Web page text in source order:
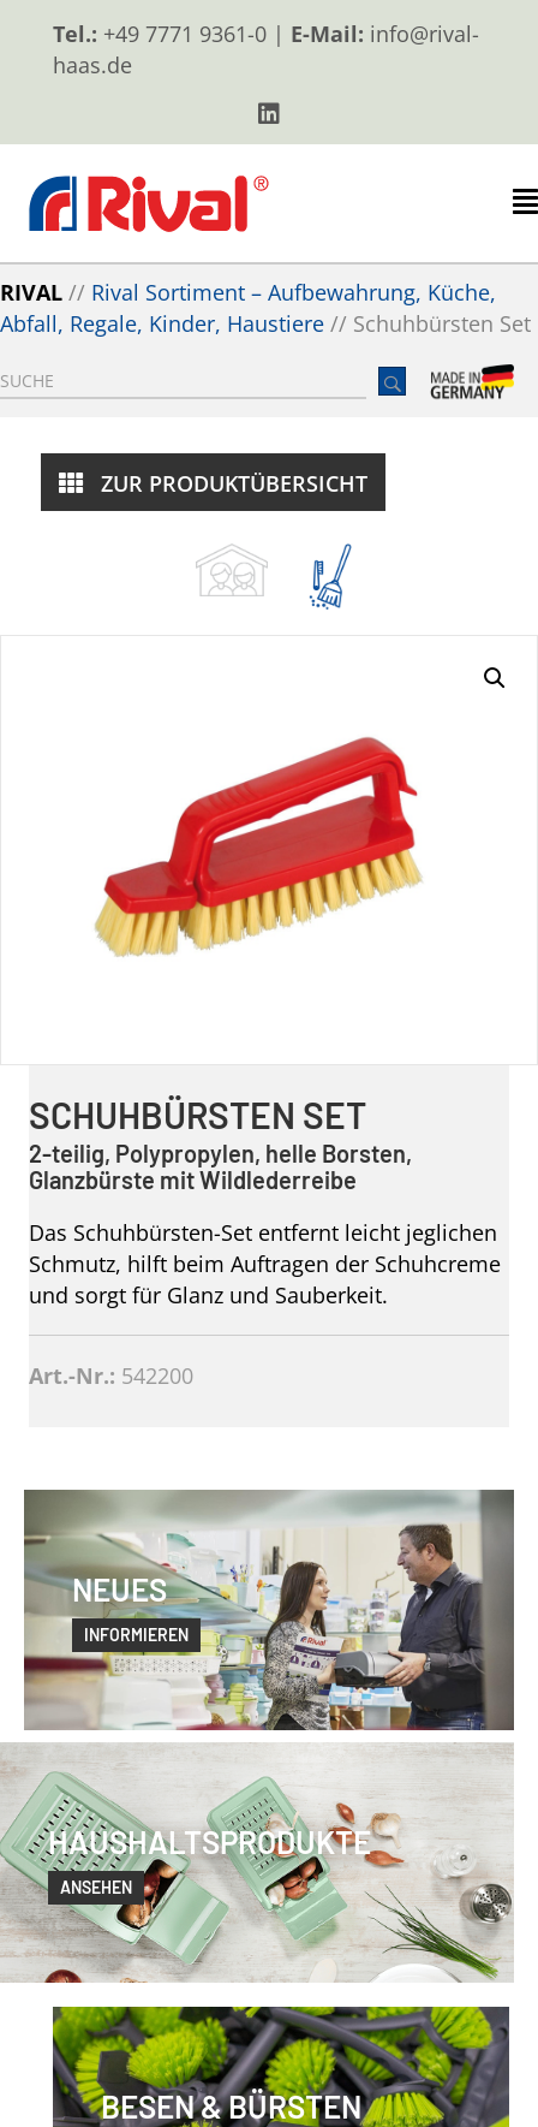
Tel.: +49 7771 9361-0 | E-Mail: info@rival-
haas.de
RIVAL // Rival Sortiment – Aufbewahrung, Küche,
Abfall, Regale, Kinder, Haustiere // Schuhbürsten Set
ZUR PRODUKTÜBERSICHT
SCHUHBÜRSTEN SET
2-teilig, Polypropylen, helle Borsten,
Glanzbürste mit Wildlederreibe
Das Schuhbürsten-Set entfernt leicht jeglichen
Schmutz, hilft beim Auftragen der Schuhcreme
und sorgt für Glanz und Sauberkeit.
Art.-Nr.: 542200
NEUES
INFORMIEREN
HAUSHALTSPRODUKTE
ANSEHEN
BESEN & BÜRSTEN